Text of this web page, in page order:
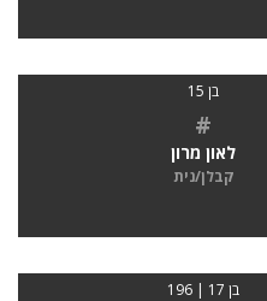
בן 15
#
לאון מרון
קבלן/נית
בן 17 | 196